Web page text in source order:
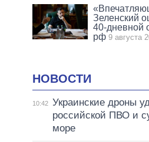
Зеленский
40-дневной
рф 9 августа
НОВОСТИ
10:42 Украинские дроны
российской ПВО и
море